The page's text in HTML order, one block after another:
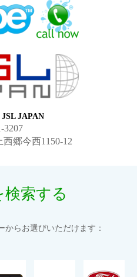
JAPAN
3207
郷今西1150-12
検索する
らお選びいただけます：